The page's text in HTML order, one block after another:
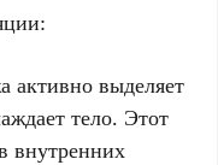
активно выделяет
тело. Этот
внутренних